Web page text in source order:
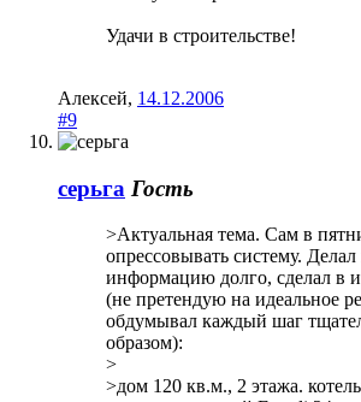
Удачи в строительстве!
Алексей, 14.12.2006
#9
серьга Гость
>Актуальная тема. Сам в
опрессовывать систему.
информацию долго, сделал в
(не претендую на идеальное
обдумывал каждый шаг
образом):
>
>дом 120 кв.м., 2 этажа.